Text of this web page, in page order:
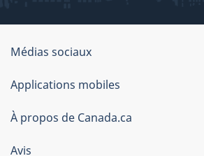
À
propos
de
Médias sociaux
Applications mobiles
À propos de Canada.ca
Avis